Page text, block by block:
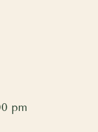
pm